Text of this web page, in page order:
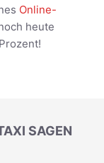
Online-
heute
SAGEN